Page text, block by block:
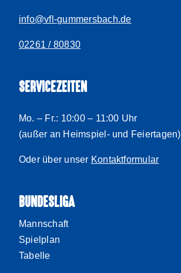
info@vfl-gummersbach.de
02261 / 80830
SERVICEZEITEN
Mo. – Fr.: 10:00 – 11:00 Uhr
(außer an Heimspiel- und Feiertagen)
Oder über unser Kontaktformular
BUNDESLIGA
Mannschaft
Spielplan
Tabelle